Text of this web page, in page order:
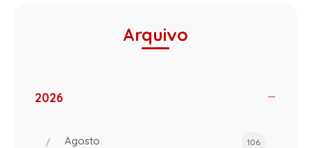
Arquivo
2026
Agosto 106